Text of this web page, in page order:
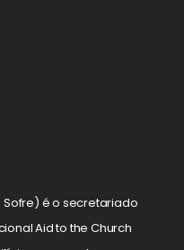
Sofre) é o secretariado
Aid to the Church